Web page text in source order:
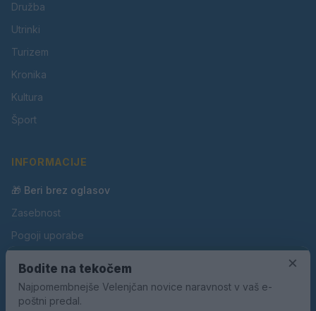
Družba
Utrinki
Turizem
Kronika
Kultura
Šport
INFORMACIJE
🎁 Beri brez oglasov
Zasebnost
Pogoji uporabe
Oglaševanje
Kontakt
×
Bodite na tekočem
Najpomembnejše Velenjčan novice naravnost v vaš e-
poštni predal.